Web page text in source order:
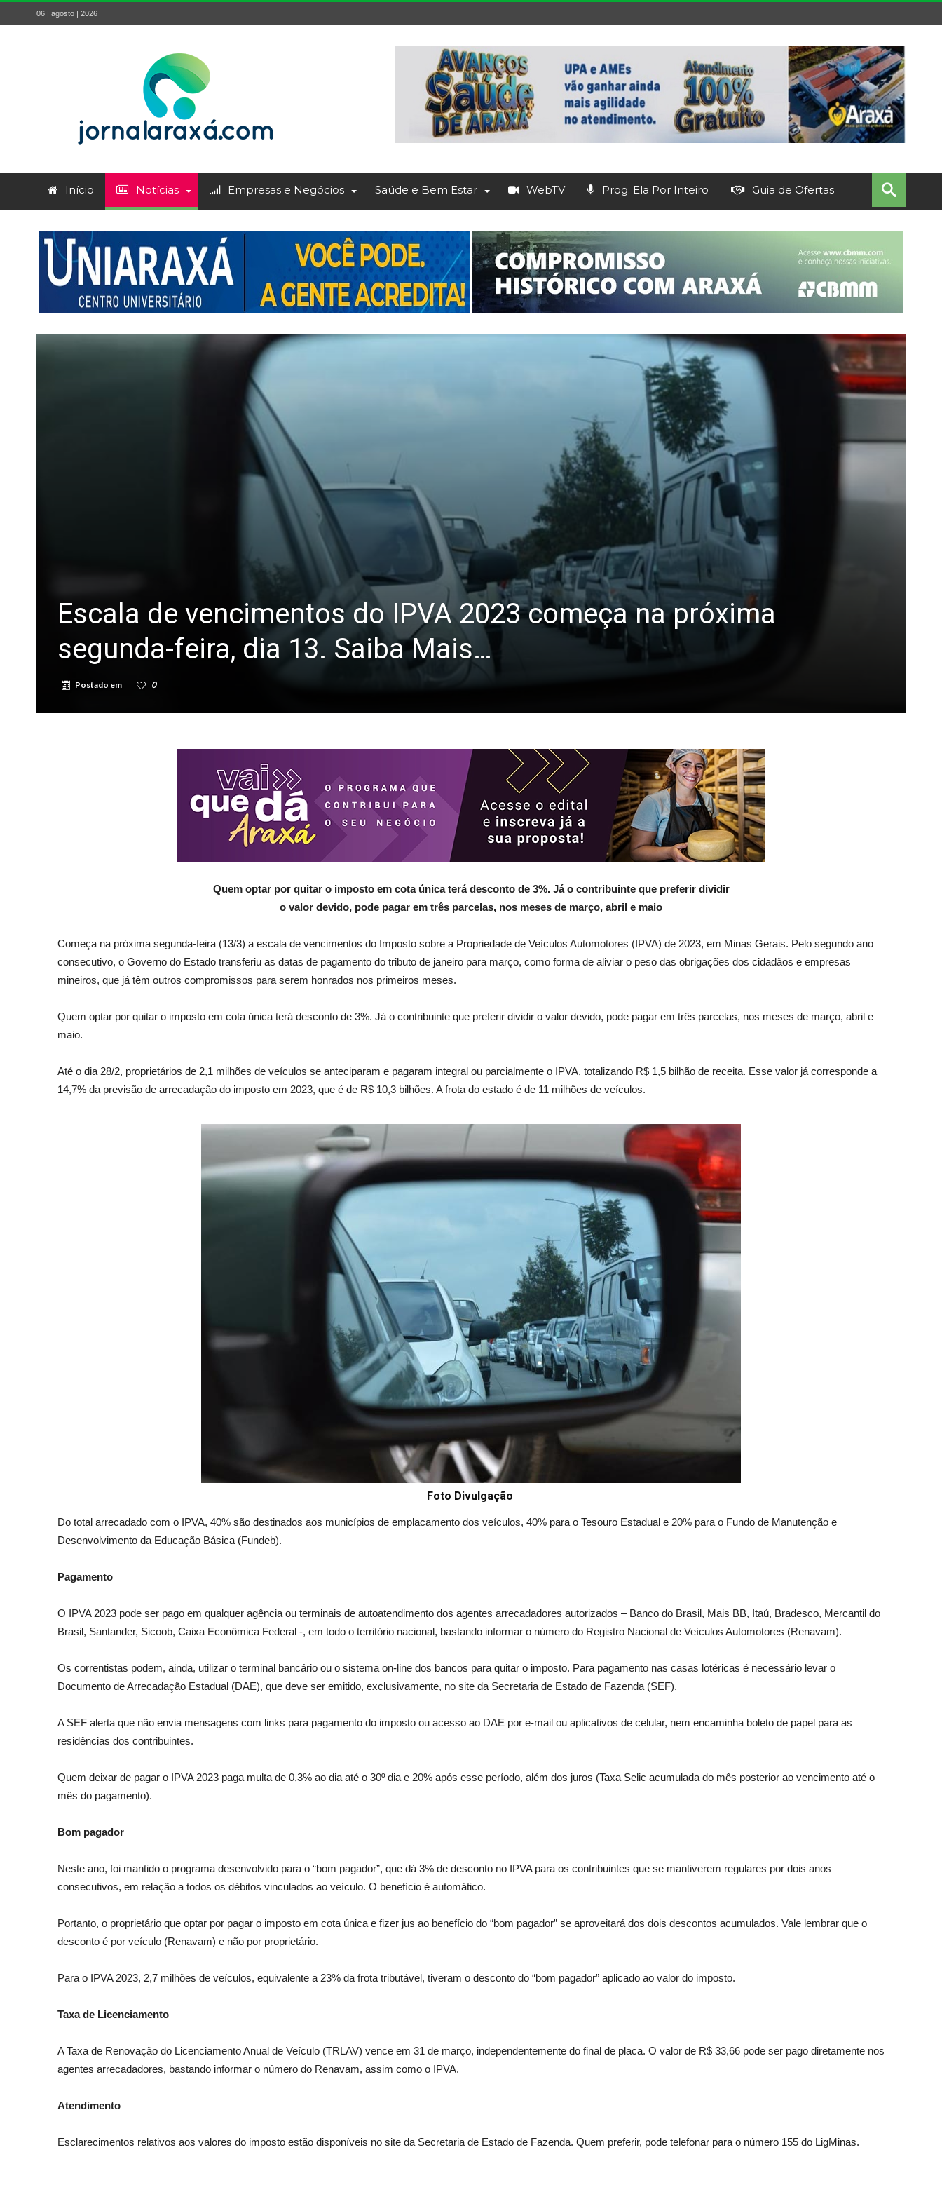
06 | agosto | 2026
Início Notícias Empresas e Negócios Saúde e Bem Estar WebTV Prog. Ela Por Inteiro Guia de Ofertas
Escala de vencimentos do IPVA 2023 começa na próxima
segunda-feira, dia 13. Saiba Mais…
Postado em 0
Quem optar por quitar o imposto em cota única terá desconto de 3%. Já o contribuinte que preferir dividir
o valor devido, pode pagar em três parcelas, nos meses de março, abril e maio
Começa na próxima segunda-feira (13/3) a escala de vencimentos do Imposto sobre a Propriedade de Veículos Automotores (IPVA) de 2023, em Minas Gerais. Pelo segundo ano
consecutivo, o Governo do Estado transferiu as datas de pagamento do tributo de janeiro para março, como forma de aliviar o peso das obrigações dos cidadãos e empresas
mineiros, que já têm outros compromissos para serem honrados nos primeiros meses.
Quem optar por quitar o imposto em cota única terá desconto de 3%. Já o contribuinte que preferir dividir o valor devido, pode pagar em três parcelas, nos meses de março, abril e
maio.
Até o dia 28/2, proprietários de 2,1 milhões de veículos se anteciparam e pagaram integral ou parcialmente o IPVA, totalizando R$ 1,5 bilhão de receita. Esse valor já corresponde a
14,7% da previsão de arrecadação do imposto em 2023, que é de R$ 10,3 bilhões. A frota do estado é de 11 milhões de veículos.
Foto Divulgação
Do total arrecadado com o IPVA, 40% são destinados aos municípios de emplacamento dos veículos, 40% para o Tesouro Estadual e 20% para o Fundo de Manutenção e
Desenvolvimento da Educação Básica (Fundeb).
Pagamento
O IPVA 2023 pode ser pago em qualquer agência ou terminais de autoatendimento dos agentes arrecadadores autorizados – Banco do Brasil, Mais BB, Itaú, Bradesco, Mercantil do
Brasil, Santander, Sicoob, Caixa Econômica Federal -, em todo o território nacional, bastando informar o número do Registro Nacional de Veículos Automotores (Renavam).
Os correntistas podem, ainda, utilizar o terminal bancário ou o sistema on-line dos bancos para quitar o imposto. Para pagamento nas casas lotéricas é necessário levar o
Documento de Arrecadação Estadual (DAE), que deve ser emitido, exclusivamente, no site da Secretaria de Estado de Fazenda (SEF).
A SEF alerta que não envia mensagens com links para pagamento do imposto ou acesso ao DAE por e-mail ou aplicativos de celular, nem encaminha boleto de papel para as
residências dos contribuintes.
Quem deixar de pagar o IPVA 2023 paga multa de 0,3% ao dia até o 30º dia e 20% após esse período, além dos juros (Taxa Selic acumulada do mês posterior ao vencimento até o
mês do pagamento).
Bom pagador
Neste ano, foi mantido o programa desenvolvido para o “bom pagador”, que dá 3% de desconto no IPVA para os contribuintes que se mantiverem regulares por dois anos
consecutivos, em relação a todos os débitos vinculados ao veículo. O benefício é automático.
Portanto, o proprietário que optar por pagar o imposto em cota única e fizer jus ao benefício do “bom pagador” se aproveitará dos dois descontos acumulados. Vale lembrar que o
desconto é por veículo (Renavam) e não por proprietário.
Para o IPVA 2023, 2,7 milhões de veículos, equivalente a 23% da frota tributável, tiveram o desconto do “bom pagador” aplicado ao valor do imposto.
Taxa de Licenciamento
A Taxa de Renovação do Licenciamento Anual de Veículo (TRLAV) vence em 31 de março, independentemente do final de placa. O valor de R$ 33,66 pode ser pago diretamente nos
agentes arrecadadores, bastando informar o número do Renavam, assim como o IPVA.
Atendimento
Esclarecimentos relativos aos valores do imposto estão disponíveis no site da Secretaria de Estado de Fazenda. Quem preferir, pode telefonar para o número 155 do LigMinas.